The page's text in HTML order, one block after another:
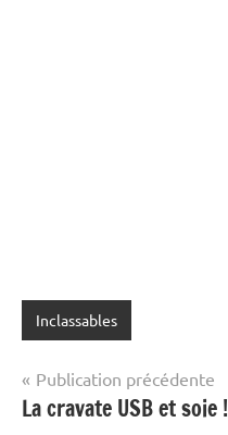
Inclassables
Navigation
de
Publication précédente
La cravate USB et soie !